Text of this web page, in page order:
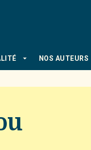
arrow_drop_down NOS AUTEURS